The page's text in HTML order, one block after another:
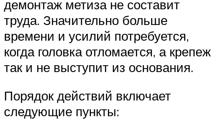
демонтаж метиза не составит
труда. Значительно больше
времени и усилий потребуется,
когда головка отломается, а крепеж
так и не выступит из основания.
Порядок действий включает
следующие пункты: